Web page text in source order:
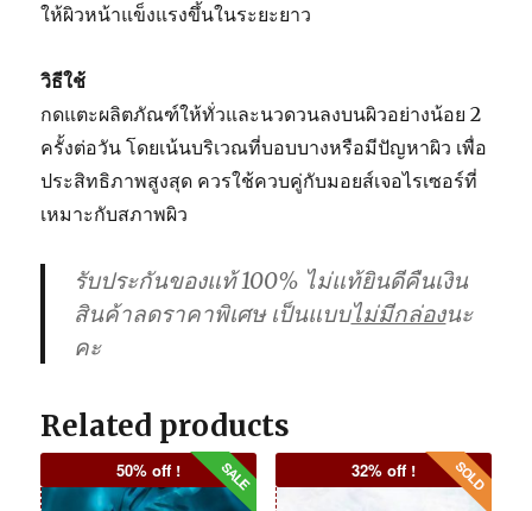
ให้ผิวหน้าแข็งแรงขึ้นในระยะยาว
วิธีใช้
กดแตะผลิตภัณฑ์ให้ทั่วและนวดวนลงบนผิวอย่างน้อย 2
ครั้งต่อวัน โดยเน้นบริเวณที่บอบบางหรือมีปัญหาผิว เพื่อ
ประสิทธิภาพสูงสุด ควรใช้ควบคู่กับมอยส์เจอไรเซอร์ที่
เหมาะกับสภาพผิว
รับประกันของแท้ 100% ไม่แท้ยินดีคืนเงิน
สินค้าลดราคาพิเศษ เป็นแบบไม่มีกล่องนะ
คะ
Related products
50% off ! 32% off !